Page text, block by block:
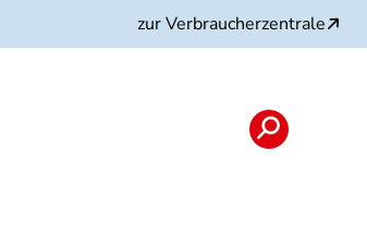
zur Verbraucherzentrale